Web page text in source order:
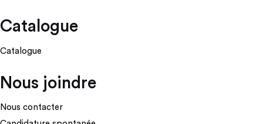
Catalogue
Catalogue
Nous joindre
Nous contacter